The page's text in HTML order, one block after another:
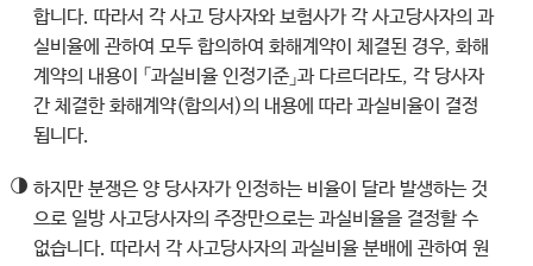
합니다. 따라서 각 사고 당사자와 보험사가 각 사고당사자의 과
실비율에 관하여 모두 합의하여 화해계약이 체결된 경우, 화해
계약의 내용이 「과실비율 인정기준」과 다르더라도, 각 당사자
간 체결한 화해계약(합의서)의 내용에 따라 과실비율이 결정
됩니다.
◑ 하지만 분쟁은 양 당사자가 인정하는 비율이 달라 발생하는 것
으로 일방 사고당사자의 주장만으로는 과실비율을 결정할 수
없습니다. 따라서 각 사고당사자의 과실비율 분배에 관하여 원